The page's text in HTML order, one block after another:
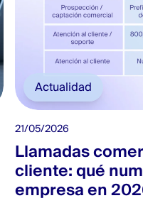
Actualidad
21/05/2026
Llamadas
cliente: qué
empresa en